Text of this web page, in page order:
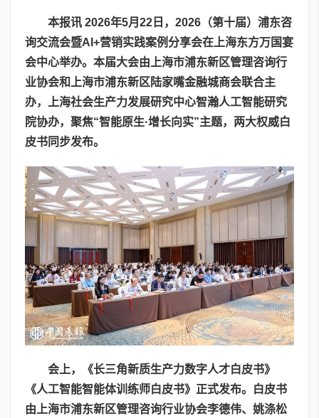
本报讯 2026年5月 22 日， 2026 （第十届）浦东咨
询交流会暨AI+营销实践案例分享会在上海东方万国宴
会中心举办。本届大会由上海市浦东新区管理咨询行
业协会和上海市浦东新区陆家嘴金融城商会联合主
办，上海社会生产力发展研究中心智瀚人工智能研究
院协办，聚焦“智能原生·增长向实”主题，两大权威白
皮书同步发布。
会上，《长三角新质生产力数字人才白皮书》
《人工智能智能体训练师白皮书》正式发布。白皮书
由上海市浦东新区管理咨询行业协会李德伟、姚涤松